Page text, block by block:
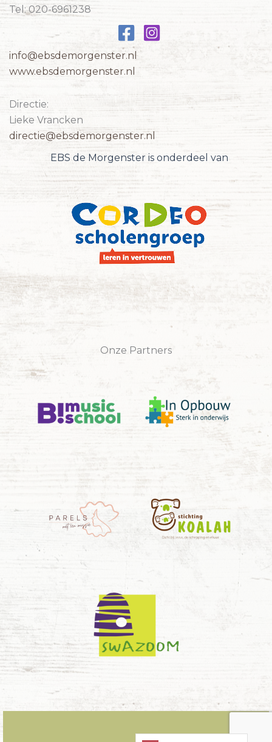
Tel: 020-6961238
info@ebsdemorgenster.nl
www.ebsdemorgenster.nl
Directie:
Lieke Vrancken
directie@ebsdemorgenster.nl
EBS de Morgenster is onderdeel van
Onze Partners